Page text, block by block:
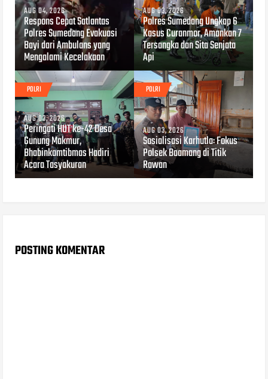
AUG 04, 2026
Respons Cepat Satlantas
Polres Sumedang Evakuasi
Bayi dari Ambulans yang
Mengalami Kecelakaan
AUG 03, 2026
Polres Sumedang Ungkap 6
Kasus Curanmor, Amankan 7
Tersangka dan Sita Senjata
Api
POLRI
AUG 03, 2026
Peringati HUT ke-42 Desa
Gunung Makmur,
Bhabinkamtibmas Hadiri
Acara Tasyakuran
POLRI
AUG 03, 2026
Sosialisasi Karhutla: Fokus
Polsek Baamang di Titik
Rawan
POSTING KOMENTAR